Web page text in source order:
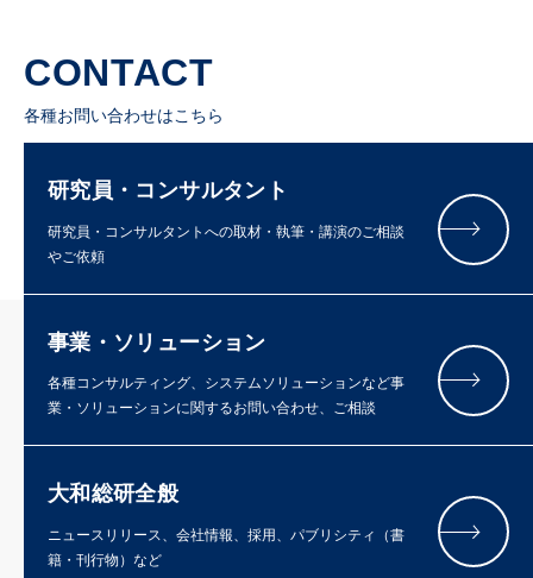
CONTACT
各種お問い合わせはこちら
研究員・コンサルタント
研究員・コンサルタントへの取材・執筆・講演のご相談
やご依頼
事業・ソリューション
各種コンサルティング、システムソリューションなど事
業・ソリューションに関するお問い合わせ、ご相談
大和総研全般
ニュースリリース、会社情報、採用、パブリシティ（書
籍・刊行物）など